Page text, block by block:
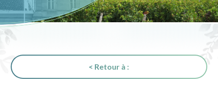
< Retour à :